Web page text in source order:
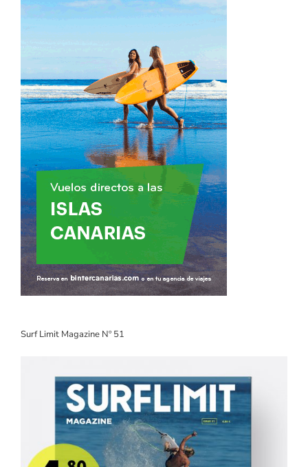
Surf Limit Magazine Nº 51